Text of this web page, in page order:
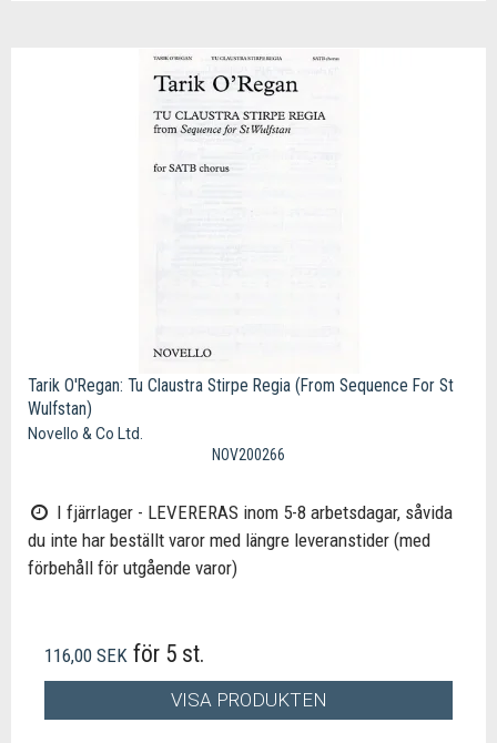
Tarik O'Regan: Tu Claustra Stirpe Regia (From Sequence For St
Wulfstan)
Novello & Co Ltd.
NOV200266
I fjärrlager - LEVERERAS inom 5-8 arbetsdagar, såvida
du inte har beställt varor med längre leveranstider (med
förbehåll för utgående varor)
116,00 SEK för 5 st.
VISA PRODUKTEN